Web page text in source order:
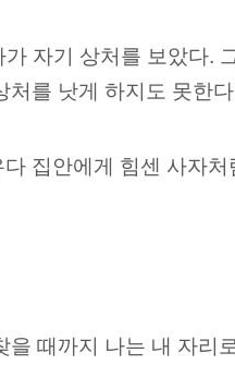
자기 상처를 보았다.
처를 낫게 하지도 못한
집안에게 힘센 사자
을 때까지 나는 내 자